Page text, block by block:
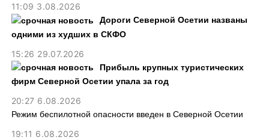
11:09 3.08.2026
Дороги Северной Осетии названы
одними из худших в СКФО
15:26 29.07.2026
Прибыль крупных туристических
фирм Северной Осетии упала за год
20:27 6.08.2026
Режим беспилотной опасности введен в Северной Осетии
19:11 6.08.2026